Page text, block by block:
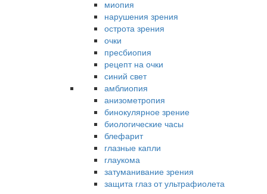
миопия
нарушения зрения
острота зрения
очки
пресбиопия
рецепт на очки
синий свет
амблиопия
анизометропия
бинокулярное зрение
биологические часы
блефарит
глазные капли
глаукома
затуманивание зрения
защита глаз от ультрафиолета